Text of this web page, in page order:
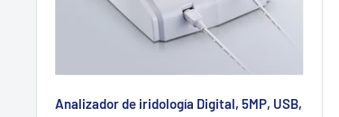
Analizador de iridología Digital, 5MP, USB,